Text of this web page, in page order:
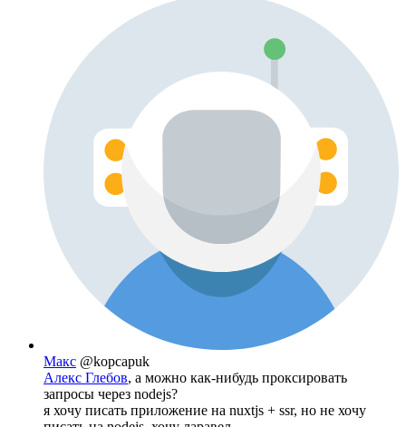
Макс @kopcapuk
Алекс Глебов, а можно как-нибудь проксировать
запросы через nodejs?
я хочу писать приложение на nuxtjs + ssr, но не хочу